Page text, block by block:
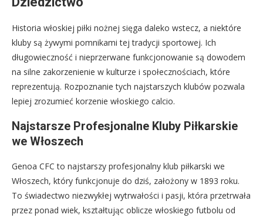
Historia włoskiej piłki nożnej sięga daleko wstecz, a niektóre
kluby są żywymi pomnikami tej tradycji sportowej. Ich
długowieczność i nieprzerwane funkcjonowanie są dowodem
na silne zakorzenienie w kulturze i społecznościach, które
reprezentują. Rozpoznanie tych najstarszych klubów pozwala
lepiej zrozumieć korzenie włoskiego calcio.
Najstarsze Profesjonalne Kluby Piłkarskie
we Włoszech
Genoa CFC to najstarszy profesjonalny klub piłkarski we
Włoszech, który funkcjonuje do dziś, założony w 1893 roku.
To świadectwo niezwykłej wytrwałości i pasji, która przetrwała
przez ponad wiek, kształtując oblicze włoskiego futbolu od